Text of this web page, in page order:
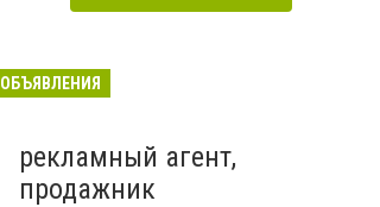
ОБЪЯВЛЕНИЯ
рекламный агент,
продажник